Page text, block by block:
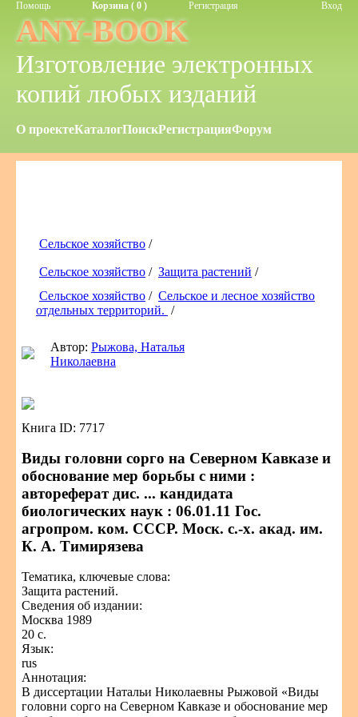
Помощь Корзина ( 0 ) Регистрация Вход
ANY-BOOK
Изготовление электронных
копий любых изданий
О проектеКаталогПоискРегистрацияФорум
Сельское хозяйство /
Сельское хозяйство / Защита растений /
Сельское хозяйство / Сельское и лесное хозяйство
отдельных территорий. /
Автор: Рыжова, Наталья
Николаевна
Книга ID: 7717
Виды головни сорго на Северном Кавказе и
обоснование мер борьбы с ними :
автореферат дис. ... кандидата
биологических наук : 06.01.11 Гос.
агропром. ком. СССР. Моск. с.-х. акад. им.
К. А. Тимирязева
Тематика, ключевые слова:
Защита растений.
Сведения об издании:
Москва 1989
20 с.
Язык:
rus
Аннотация:
В диссертации Натальи Николаевны Рыжовой «Виды
головни сорго на Северном Кавказе и обоснование мер